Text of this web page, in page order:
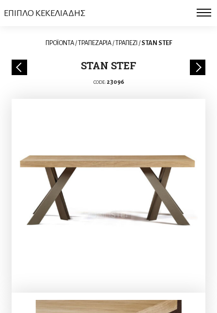
ΕΠΙΠΛΟ ΚΕΚΕΛΙΑΔΗΣ
ΠΡΟΪΟΝΤΑ/ΤΡΑΠΕΖΑΡΙΑ/ΤΡΑΠΕΖΙ /STAN STEF
STAN STEF
CODE: 23096